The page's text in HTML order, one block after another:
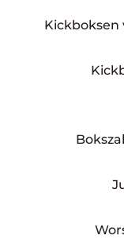
Kickboksen